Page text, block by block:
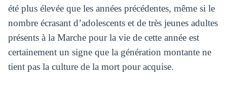
été plus élevée que les années précédentes, même si le
nombre écrasant d’adolescents et de très jeunes adultes
présents à la Marche pour la vie de cette année est
certainement un signe que la génération montante ne
tient pas la culture de la mort pour acquise.